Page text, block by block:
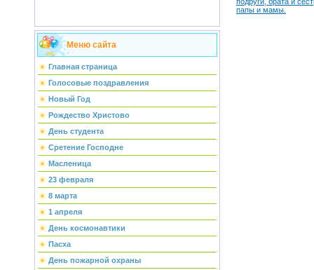
Меню сайта
Главная страница
Голосовые поздравления
Новый Год
Рождество Христово
День студента
Сретение Господне
Масленица
23 февраля
8 марта
1 апреля
День космонавтики
Пасха
День пожарной охраны
папы и мамы.